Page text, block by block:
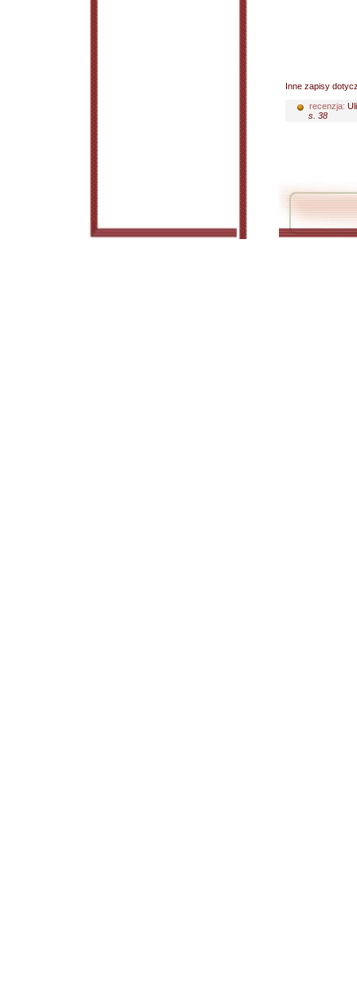
Inne zapisy
recenzja:
s. 38